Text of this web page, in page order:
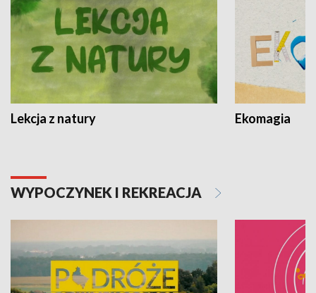
Lekcja z natury Ekomagia
WYPOCZYNEK I REKREACJA